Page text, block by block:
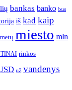
bankas banko bus
iš kad kaip
metų miesto mln
rinkos
už vandenys